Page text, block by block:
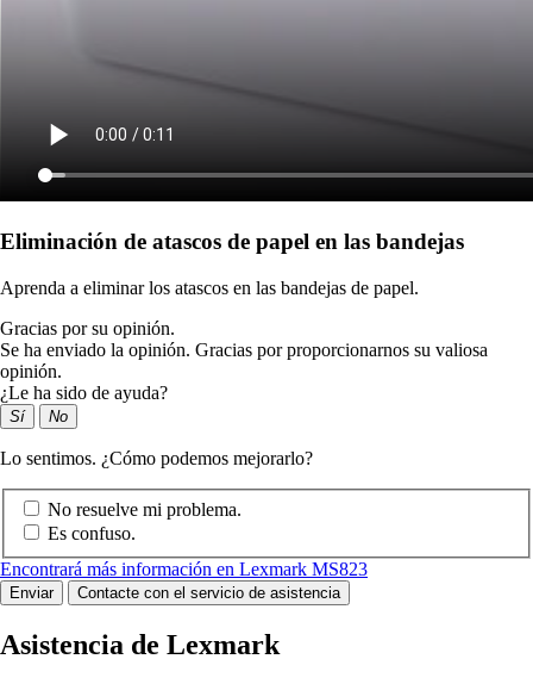
Eliminación de atascos de papel en las bandejas
Aprenda a eliminar los atascos en las bandejas de papel.
Gracias por su opinión.
Se ha enviado la opinión. Gracias por proporcionarnos su valiosa
opinión.
¿Le ha sido de ayuda?
Sí No
Lo sentimos. ¿Cómo podemos mejorarlo?
No resuelve mi problema.
Es confuso.
Encontrará más información en Lexmark MS823
Enviar Contacte con el servicio de asistencia
Asistencia de Lexmark